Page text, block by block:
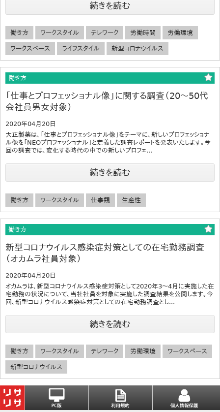
続きを読む
働き方 ワークスタイル テレワーク 労働時間 労働環境
ワークスペース ライフスタイル 新型コロナウイルス
働き方
「仕事とプロフェッショナル像」に関する調査（20～50代
会社員男女対象）
2020年04月20日
大正製薬は、「仕事とプロフェッショナル像」をテーマに、新しいプロフェッショナ
ル像を「NEOプロフェッショナル」と定義した調査レポートを発表いたします。今
回の調査では、変化する時代の中での新しいプロフェ...
続きを読む
働き方 ワークスタイル 仕事観 生産性
働き方
新型コロナウイルス感染症対策としての在宅勤務調査
（オカムラ社員対象）
2020年04月20日
オカムラは、新型コロナウイルス感染症対策として2020年3～4月に実施した在
宅勤務の状況について、当社社員を対象に実施した調査結果を公開します。今
回、新型コロナウイルス感染症対策としての在宅勤務調査とし...
続きを読む
働き方 ワークスタイル テレワーク 労働環境 ワークスペース
新型コロナウイルス